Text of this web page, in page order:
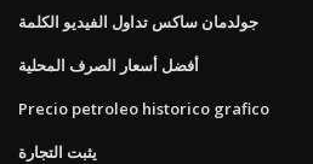
جولدمان ساكس تداول الفيديو الكلمة
أفضل أسعار الصرف المحلية
Precio petroleo historico grafico
يثبت التجارة